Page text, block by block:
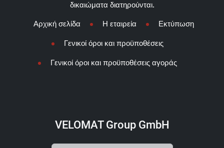
Αρχική σελίδα Η εταιρεία Εκτύπωση
Γενικοί όροι και προϋποθέσεις
Γενικοί όροι και προϋποθέσεις αγοράς
δικαιώματα διατηρούνται.
VELOMAT Group GmbH